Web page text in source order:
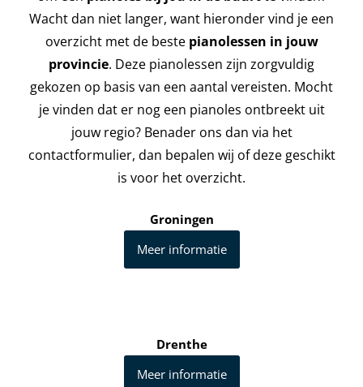
Wacht dan niet langer, want hieronder vind je een
overzicht met de beste pianolessen in jouw
provincie. Deze pianolessen zijn zorgvuldig
gekozen op basis van een aantal vereisten. Mocht
je vinden dat er nog een pianoles ontbreekt uit
jouw regio? Benader ons dan via het
contactformulier, dan bepalen wij of deze geschikt
is voor het overzicht.
Groningen
Meer informatie
Drenthe
Meer informatie